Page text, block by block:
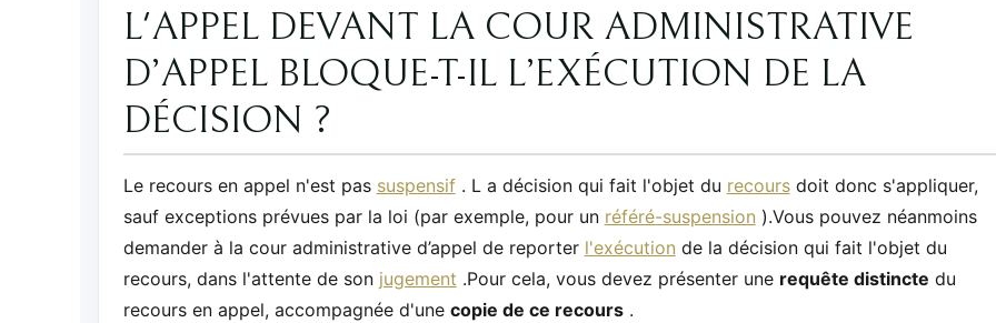
L'APPEL DEVANT LA COUR ADMINISTRATIVE
D’APPEL BLOQUE-T-IL L’EXÉCUTION DE LA
DÉCISION ?
Le recours en appel n'est pas suspensif. L a décision qui fait l'objet du recoursdoit donc s'appliquer,
sauf exceptions prévues par la loi (par exemple, pour un référé-suspension ).Vous pouvez néanmoins
demander à la cour administrative d’appel de reporter l'exécution de la décision qui fait l'objet du
recours, dans l'attente de son jugement .Pour cela, vous devez présenter une requête distincte du
recours en appel, accompagnée d'une copie de ce recours.